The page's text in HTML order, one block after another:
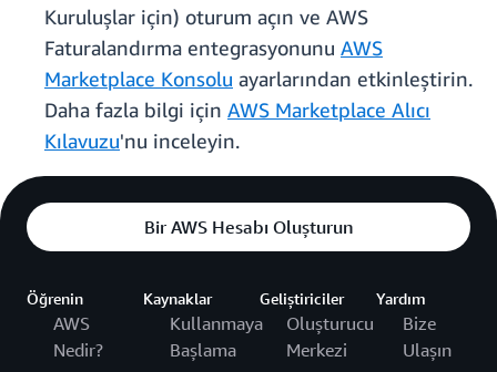
Kuruluşlar için) oturum açın ve AWS
Faturalandırma entegrasyonunu AWS
Marketplace Konsolu ayarlarından etkinleştirin.
Daha fazla bilgi için AWS Marketplace Alıcı
Kılavuzu'nu inceleyin.
Bir AWS Hesabı Oluşturun
Öğrenin
AWS
Nedir?
Kaynaklar
Kullanmaya
Başlama
Geliştiriciler
Oluşturucu
Merkezi
Yardım
Bize
Ulaşın